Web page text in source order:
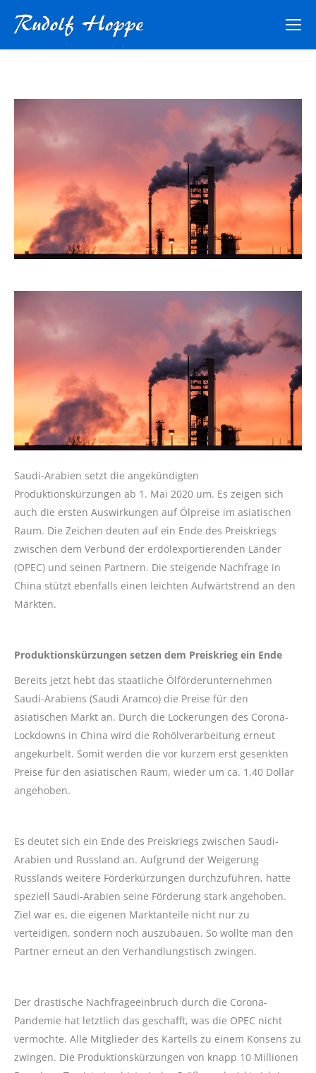
Saudi-Arabien setzt die angekündigten
Produktionskürzungen ab 1. Mai 2020 um. Es zeigen sich
auch die ersten Auswirkungen auf Ölpreise im asiatischen
Raum. Die Zeichen deuten auf ein Ende des Preiskriegs
zwischen dem Verbund der erdölexportierenden Länder
(OPEC) und seinen Partnern. Die steigende Nachfrage in
China stützt ebenfalls einen leichten Aufwärtstrend an den
Märkten.
Produktionskürzungen setzen dem Preiskrieg ein Ende
Bereits jetzt hebt das staatliche Ölförderunternehmen
Saudi-Arabiens (Saudi Aramco) die Preise für den
asiatischen Markt an. Durch die Lockerungen des Corona-
Lockdowns in China wird die Rohölverarbeitung erneut
angekurbelt. Somit werden die vor kurzem erst gesenkten
Preise für den asiatischen Raum, wieder um ca. 1,40 Dollar
angehoben.
Es deutet sich ein Ende des Preiskriegs zwischen Saudi-
Arabien und Russland an. Aufgrund der Weigerung
Russlands weitere Förderkürzungen durchzuführen, hatte
speziell Saudi-Arabien seine Förderung stark angehoben.
Ziel war es, die eigenen Marktanteile nicht nur zu
verteidigen, sondern noch auszubauen. So wollte man den
Partner erneut an den Verhandlungstisch zwingen.
Der drastische Nachfrageeinbruch durch die Corona-
Pandemie hat letztlich das geschafft, was die OPEC nicht
vermochte. Alle Mitglieder des Kartells zu einem Konsens zu
zwingen. Die Produktionskürzungen von knapp 10 Millionen